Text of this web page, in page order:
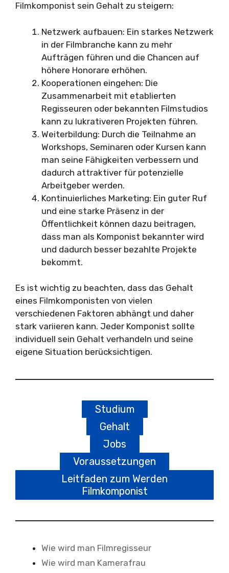
Filmkomponist sein Gehalt zu steigern:
Netzwerk aufbauen: Ein starkes Netzwerk
in der Filmbranche kann zu mehr
Aufträgen führen und die Chancen auf
höhere Honorare erhöhen.
Kooperationen eingehen: Die
Zusammenarbeit mit etablierten
Regisseuren oder bekannten Filmstudios
kann zu lukrativeren Projekten führen.
Weiterbildung: Durch die Teilnahme an
Workshops, Seminaren oder Kursen kann
man seine Fähigkeiten verbessern und
dadurch attraktiver für potenzielle
Arbeitgeber werden.
Kontinuierliches Marketing: Ein guter Ruf
und eine starke Präsenz in der
Öffentlichkeit können dazu beitragen,
dass man als Komponist bekannter wird
und dadurch besser bezahlte Projekte
bekommt.
Es ist wichtig zu beachten, dass das Gehalt
eines Filmkomponisten von vielen
verschiedenen Faktoren abhängt und daher
stark variieren kann. Jeder Komponist sollte
individuell sein Gehalt verhandeln und seine
eigene Situation berücksichtigen.
Studium
Gehalt
Jobs
Voraussetzungen
Leitfaden zum Werden
Filmkomponist
Wie wird man Filmregisseur
Wie wird man Kamerafrau